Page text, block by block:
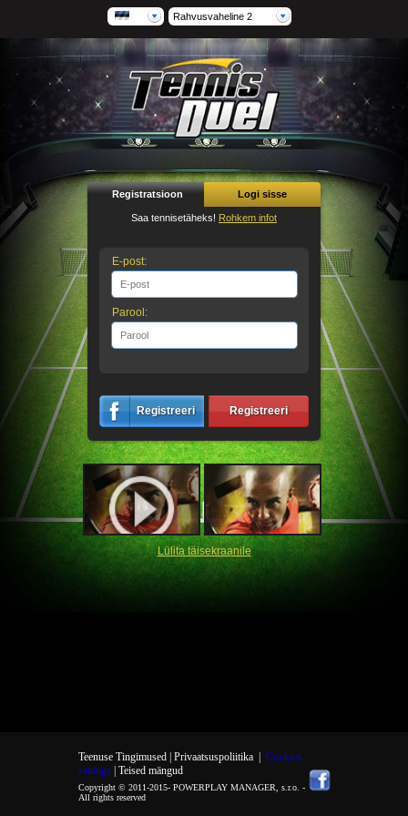
Rahvusvaheline 2
Registratsioon Logi sisse
Saa tennisetäheks! Rohkem infot
E-post:
Parool:
Registreeri Registreeri
Lülita täisekraanile
Teenuse Tingimused | Privaatsuspoliitika| Cookies
settings
| Teised mängud
Copyright © 2011-2015- POWERPLAY MANAGER, s.r.o. -
All rights reserved